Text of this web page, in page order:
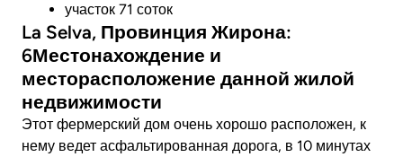
участок 71 соток
La Selva, Провинция Жирона:
6Местонахождение и
месторасположение данной жилой
недвижимости
Этот фермерский дом очень хорошо расположен, к
нему ведет асфальтированная дорога, в 10 минутах